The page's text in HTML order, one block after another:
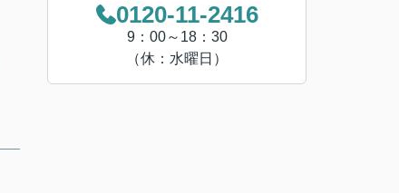
0120-11-2416
9：00～18：30
（休：水曜日）